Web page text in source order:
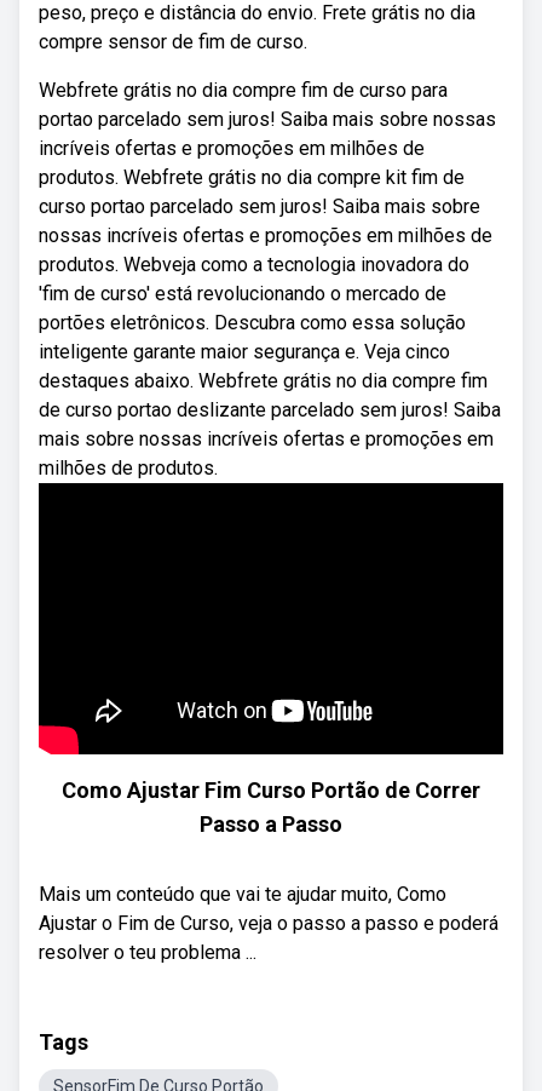
peso, preço e distância do envio. Frete grátis no dia
compre sensor de fim de curso.
Webfrete grátis no dia compre fim de curso para
portao parcelado sem juros! Saiba mais sobre nossas
incríveis ofertas e promoções em milhões de
produtos. Webfrete grátis no dia compre kit fim de
curso portao parcelado sem juros! Saiba mais sobre
nossas incríveis ofertas e promoções em milhões de
produtos. Webveja como a tecnologia inovadora do
'fim de curso' está revolucionando o mercado de
portões eletrônicos. Descubra como essa solução
inteligente garante maior segurança e. Veja cinco
destaques abaixo. Webfrete grátis no dia compre fim
de curso portao deslizante parcelado sem juros! Saiba
mais sobre nossas incríveis ofertas e promoções em
milhões de produtos.
Como Ajustar Fim Curso Portão de Correr
Passo a Passo
Mais um conteúdo que vai te ajudar muito, Como
Ajustar o Fim de Curso, veja o passo a passo e poderá
resolver o teu problema ...
Tags
SensorFim De Curso Portão